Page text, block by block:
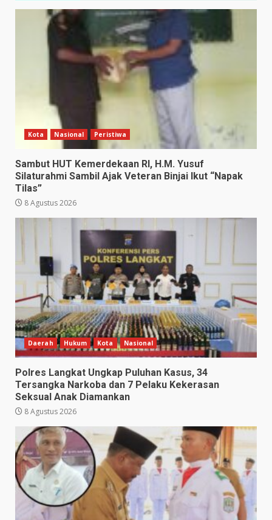
Kota Nasional Peristiwa
Sambut HUT Kemerdekaan RI, H.M. Yusuf
Silaturahmi Sambil Ajak Veteran Binjai Ikut “Napak
Tilas”
8 Agustus 2026
Daerah Hukum Kota Nasional
Polres Langkat Ungkap Puluhan Kasus, 34
Tersangka Narkoba dan 7 Pelaku Kekerasan
Seksual Anak Diamankan
8 Agustus 2026